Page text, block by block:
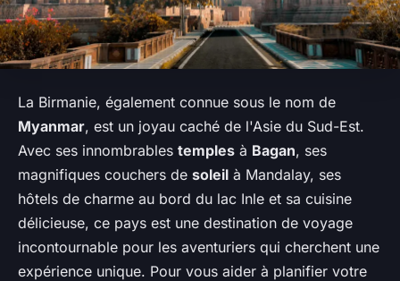
La Birmanie, également connue sous le nom de
Myanmar, est un joyau caché de l'Asie du Sud-Est.
Avec ses innombrables temples à Bagan, ses
magnifiques couchers de soleil à Mandalay, ses
hôtels de charme au bord du lac Inle et sa cuisine
délicieuse, ce pays est une destination de voyage
incontournable pour les aventuriers qui cherchent une
expérience unique. Pour vous aider à planifier votre